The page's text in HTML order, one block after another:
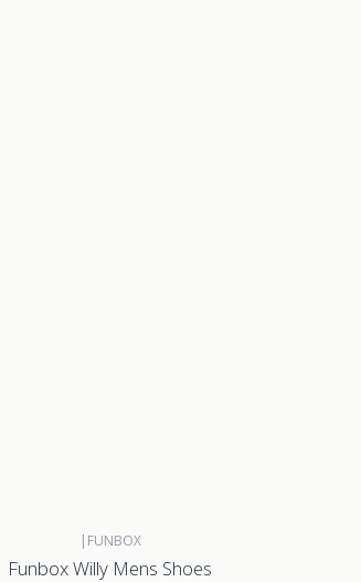
| FUNBOX
Funbox Willy Mens Shoes